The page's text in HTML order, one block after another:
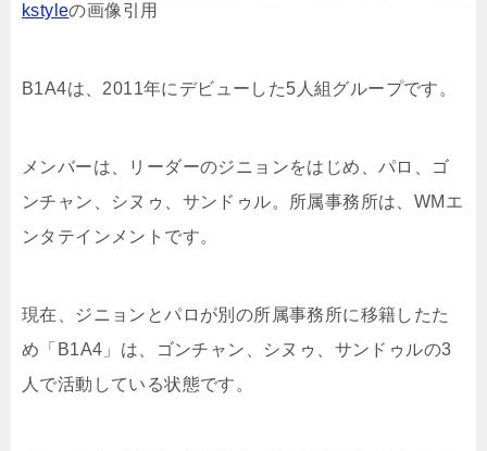
kstyleの画像引用
B1A4は、2011年にデビューした5人組グループです。
メンバーは、リーダーのジニョンをはじめ、パロ、ゴ
ンチャン、シヌゥ、サンドゥル。所属事務所は、WMエ
ンタテインメントです。
現在、ジニョンとパロが別の所属事務所に移籍したた
め「B1A4」は、ゴンチャン、シヌゥ、サンドゥルの3
人で活動している状態です。